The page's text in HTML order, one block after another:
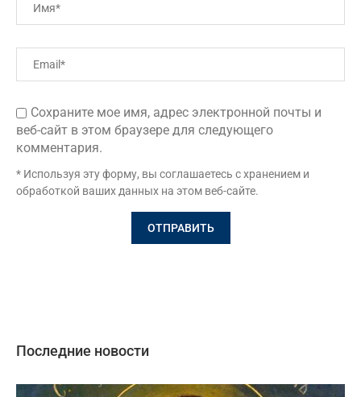
Сохраните мое имя, адрес электронной почты и
веб-сайт в этом браузере для следующего
комментария.
* Используя эту форму, вы соглашаетесь с хранением и
обработкой ваших данных на этом веб-сайте.
Последние новости